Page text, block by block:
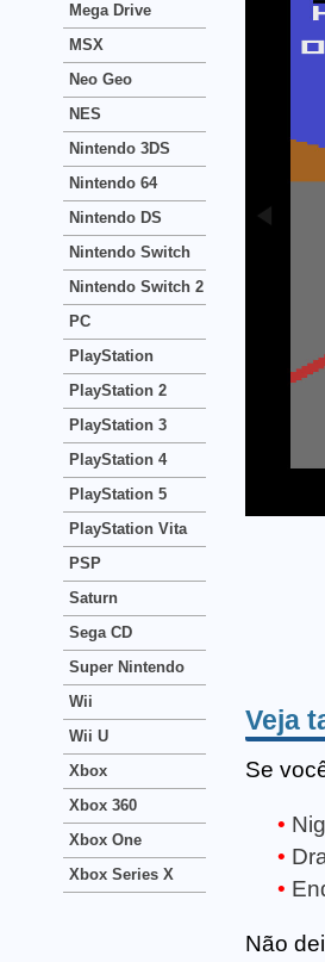
Veja
Se
Não
Mega Drive
MSX
Neo Geo
NES
Nintendo 3DS
Nintendo 64
Nintendo DS
Nintendo Switch
Nintendo Switch 2
PC
PlayStation
PlayStation 2
PlayStation 3
PlayStation 4
PlayStation 5
PlayStation Vita
PSP
Saturn
Sega CD
Super Nintendo
Wii
Wii U
Xbox
Xbox 360
Xbox One
Xbox Series X